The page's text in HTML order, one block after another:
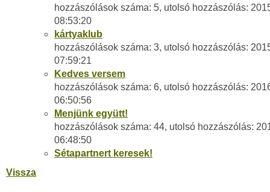
hozzászólások száma: 5, utolsó hozzászólás:
08:53:20
kártyaklub
hozzászólások száma: 3, utolsó hozzászólás:
07:59:21
Kedves versem
hozzászólások száma: 6, utolsó hozzászólás:
06:50:56
Menjünk együtt!
hozzászólások száma: 44, utolsó hozzászólás:
06:48:50
Sétapartnert keresek!
Vissza